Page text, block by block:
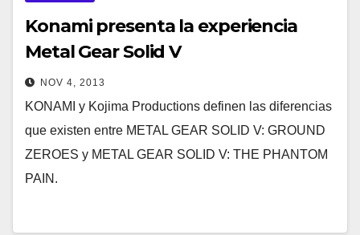
Konami presenta la experiencia
Metal Gear Solid V
NOV 4, 2013
KONAMI y Kojima Productions definen las diferencias
que existen entre METAL GEAR SOLID V: GROUND
ZEROES y METAL GEAR SOLID V: THE PHANTOM
PAIN.